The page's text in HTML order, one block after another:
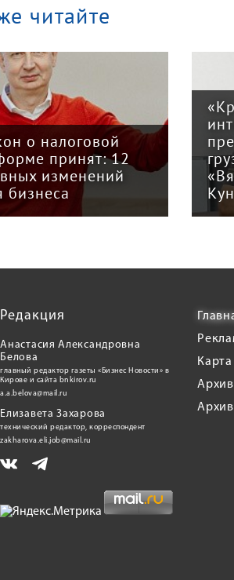
читайте
о налоговой
принят: 12
изменений
бизнеса
Редакция
Анастасия Александровна
Белова
главный редактор газеты «Бизнес Новости» в
Кирове и сайта bnkirov.ru
a.a.belova@mail.ru
Елизавета Захарова
технический редактор, корреспондент
zakharova.eli.job@mail.ru
Карта